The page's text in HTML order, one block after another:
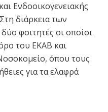
Ενδοοικογενειακής
διάρκεια των
φοιτητές οι οποίοι
του ΕΚΑΒ και
όπου τους
για τα ελαφρά